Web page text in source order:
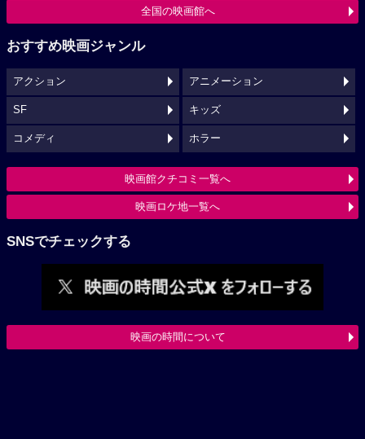
全国の映画館へ
おすすめ映画ジャンル
アクション アニメーション
SF キッズ
コメディ ホラー
映画館クチコミ一覧へ
映画ロケ地一覧へ
SNSでチェックする
映画の時間について